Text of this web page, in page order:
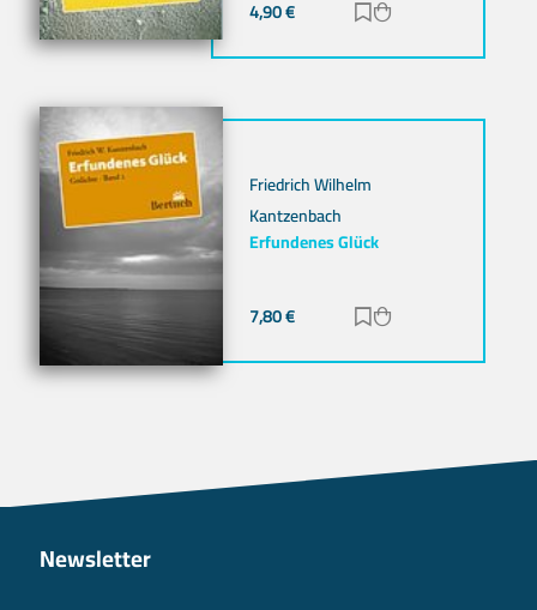
4,90€ Zur Merkliste
Friedrich Wilhelm
Kantzenbach
Erfundenes Glück
7,80€ Zur Merkliste
Newsletter